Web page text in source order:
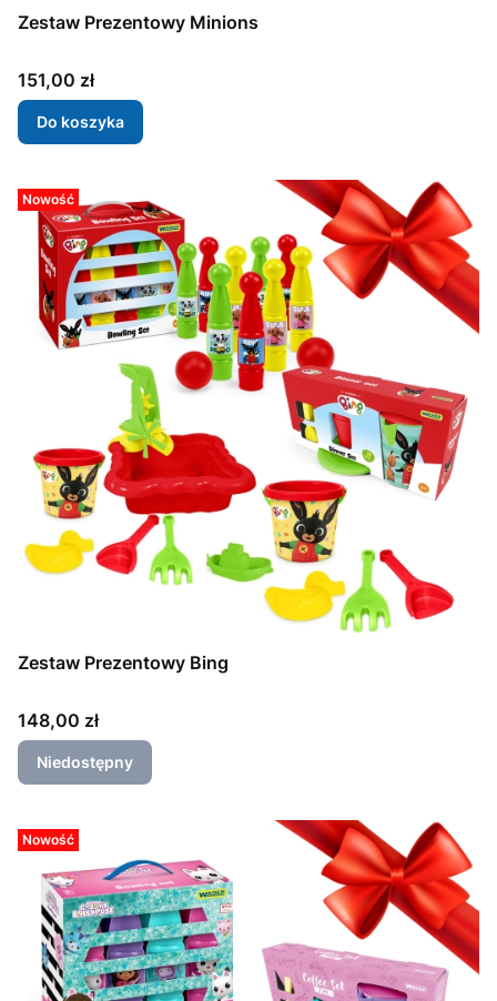
Zestaw Prezentowy Minions
Cena
151,00 zł
Do koszyka
Nowość
Zestaw Prezentowy Bing
Cena
148,00 zł
Niedostępny
Nowość